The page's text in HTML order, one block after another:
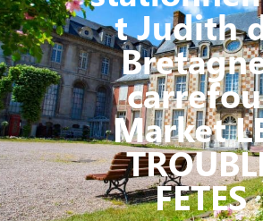
t Judith
Market
FETES